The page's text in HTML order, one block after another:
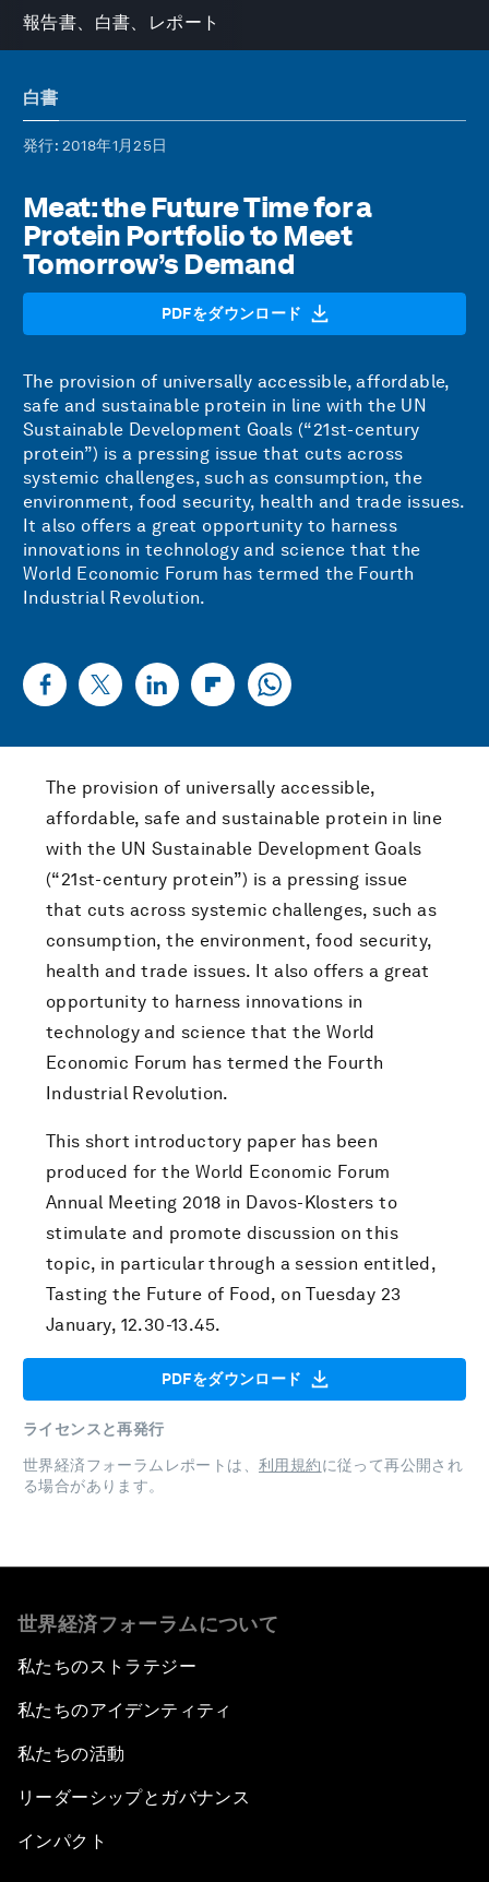
報告書、白書、レポート
白書
発行: 2018年1月25日
Meat: the Future Time for a
Protein Portfolio to Meet
Tomorrow’s Demand
PDFをダウンロード
The provision of universally accessible, affordable,
safe and sustainable protein in line with the UN
Sustainable Development Goals (“21st-century
protein”) is a pressing issue that cuts across
systemic challenges, such as consumption, the
environment, food security, health and trade issues.
It also offers a great opportunity to harness
innovations in technology and science that the
World Economic Forum has termed the Fourth
Industrial Revolution.
The provision of universally accessible,
affordable, safe and sustainable protein in line
with the UN Sustainable Development Goals
(“21st-century protein”) is a pressing issue
that cuts across systemic challenges, such as
consumption, the environment, food security,
health and trade issues. It also offers a great
opportunity to harness innovations in
technology and science that the World
Economic Forum has termed the Fourth
Industrial Revolution.
This short introductory paper has been
produced for the World Economic Forum
Annual Meeting 2018 in Davos-Klosters to
stimulate and promote discussion on this
topic, in particular through a session entitled,
Tasting the Future of Food, on Tuesday 23
January, 12.30-13.45.
PDFをダウンロード
ライセンスと再発行
世界経済フォーラムレポートは、 利用規約に従って再公開され
る場合があります。
世界経済フォーラムについて
私たちのストラテジー
私たちのアイデンティティ
私たちの活動
リーダーシップとガバナンス
インパクト